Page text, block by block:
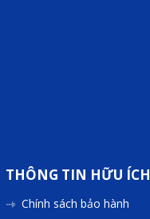
THÔNG TIN HỮU ÍCH
Chính sách bảo hành